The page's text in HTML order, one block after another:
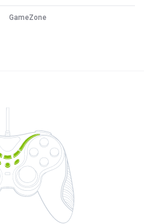
GameZone